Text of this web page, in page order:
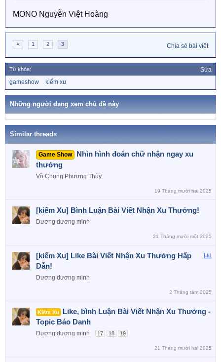
Xem nội dung ẩn
MONO Nguyễn Việt Hoàng
« 1 2 3 Chia sẻ bài viết
Từ khóa: Sửa
ừ
k
gameshow kiếm xu
Những người đang xem chủ đề này
Similar threads
Game Show
Nhìn hình đoán chữ nhận ngay xu
thưởng
Võ Chung Phương Thùy
19 Tháng mười hai 2025
[kiếm Xu] Bình Luận Bài Viết Nhận Xu Thưởng!
Dương dương minh
21 Tháng mười một 2025
[kiếm Xu] Like Bài Viết Nhận Xu Thưởng Hấp
Dẫn!
Dương dương minh
2 Tháng tám 2025
Kiếm Xu
Like, bình Luận Bài Viết Nhận Xu Thưởng -
Topic Báo Danh
Dương dương minh 17 18 19
21 Tháng mười hai 2025